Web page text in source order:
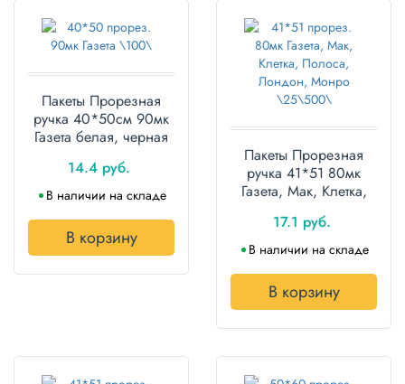
Пакеты Прорезная
ручка 40*50см 90мк
Газета белая, черная
100 штук
14.4 руб.
В наличии на складе
В корзину
Пакеты Прорезная
ручка 41*51 80мк
Газета, Мак, Клетка,
Монро ПВД упаковка
25 штук
17.1 руб.
В наличии на складе
В корзину